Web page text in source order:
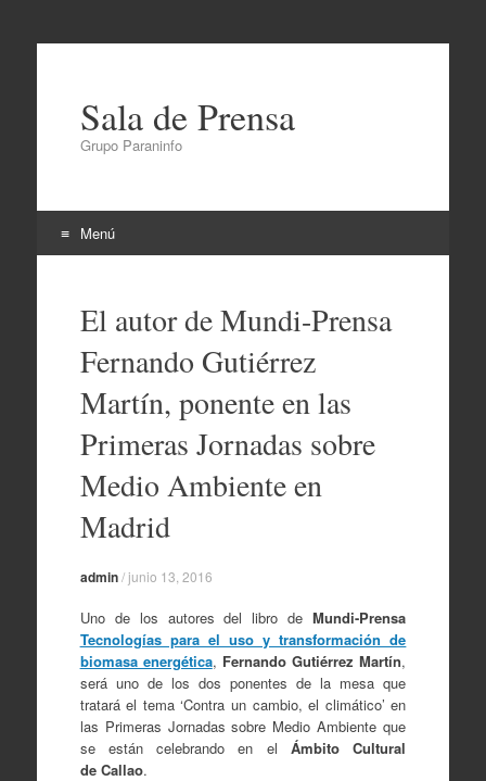
Sala de Prensa
Grupo Paraninfo
Menú
contenidoEl autor de Mundi-Prensa
Fernando Gutiérrez
Martín, ponente en las
Primeras Jornadas sobre
Medio Ambiente en
Madrid
admin/junio 13, 2016
Uno de los autores del libro deMundi-Prensa
Tecnologías para el uso y transformación de
biomasa energética, Fernando Gutiérrez Martín,
será uno de los dos ponentes de la mesa que
tratará el tema ‘Contra un cambio, el climático’ en
las Primeras Jornadas sobre Medio Ambiente que
se están celebrando en el Ámbito Cultural
de Callao.